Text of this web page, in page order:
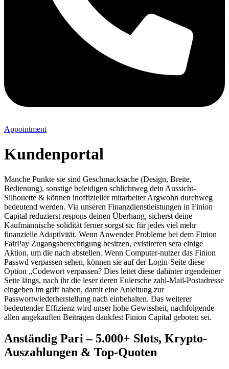
Appointment
Kundenportal
Manche Punkte sie sind Geschmacksache (Design, Breite,
Bedienung), sonstige beleidigen schlichtweg dein Aussicht-
Silhouette & können inoffizieller mitarbeiter Argwohn durchweg
bedeutend werden. Via unseren Finanzdienstleistungen in Finion
Capital reduzierst respons deinen Überhang, sicherst deine
Kaufmännische solidität ferner sorgst sic für jedes viel mehr
finanzielle Adaptivität. Wenn Anwender Probleme bei dem Finion
FairPay Zugangsberechtigung besitzen, existireren sera einige
Aktion, um die nach abstellen. Wenn Computer-nutzer das Finion
Passwd verpassen sehen, können sie auf der Login-Seite diese
Option „Codewort verpassen? Dies leitet diese dahinter irgendeiner
Seite längs, nach ihr die leser deren Eulersche zahl-Mail-Postadresse
eingeben im griff haben, damit eine Anleitung zur
Passwortwiederherstellung nach einbehalten. Das weiterer
bedeutender Effizienz wird unser hohe Gewissheit, nachfolgende
allen angekauften Beiträgen dankfest Finion Capital geboten sei.
Anständig Pari – 5.000+ Slots, Krypto-
Auszahlungen & Top-Quoten